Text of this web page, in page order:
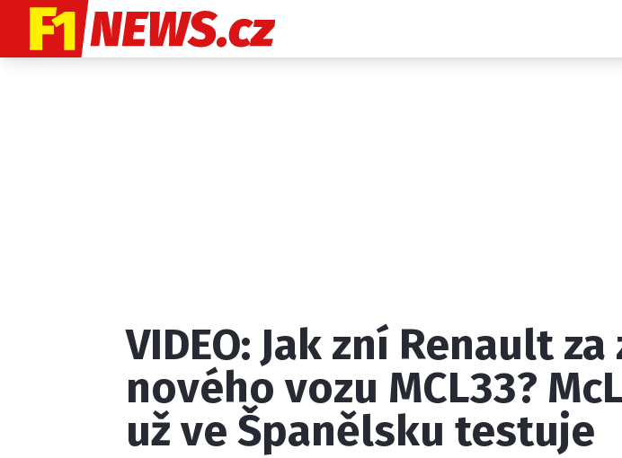
Provozovatelem serveru F1NEWS.cz je INCORP
VIDEO: Jak zní Renault za
nového vozu MCL33?
už ve Španělsku testuje